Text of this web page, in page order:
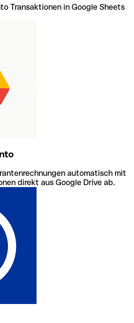
Transaktionen in Google Sheets
automatisch mit
direkt aus Google Drive ab.